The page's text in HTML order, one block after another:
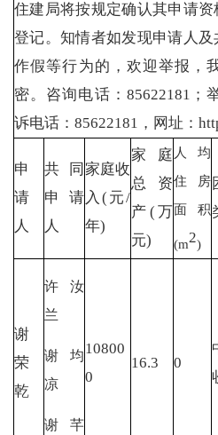
住建局将按规定确认其申请
登记。知情者如发现申请人
作假等行为的，欢迎举报，
密。咨询电话：85622181；
诉电话：85622181，网址：
申
请
人
共同
申请
人
家庭收
入(元/
年)
家庭
总资
产(万
元)
人均
住房
面积
(m2)
谢
荣
乾
许汝
兰
谢均
凉
谢芊
10800
0
16.3 0